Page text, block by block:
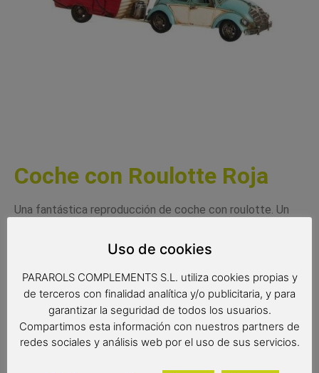
Coche con Roulotte Roja
Una fantástica reproducción de coche con roulotte. Un
fabricado con metal envejecido. Disponibles 2 modelos
Medidas:
Uso de cookies
PARAROLS COMPLEMENTS S.L. utiliza cookies propias y
de terceros con finalidad analítica y/o publicitaria, y para
garantizar la seguridad de todos los usuarios.
Compartimos esta información con nuestros partners de
redes sociales y análisis web por el uso de sus servicios.